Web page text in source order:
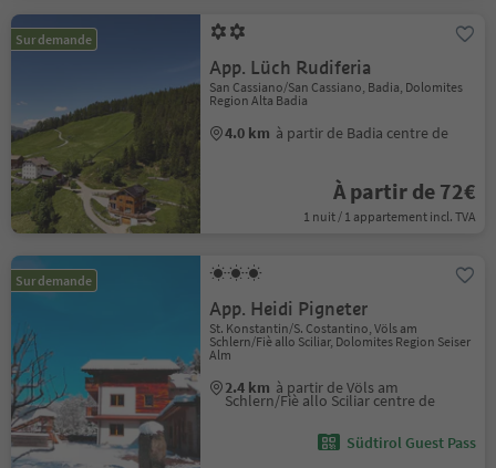
Sur demande
App. Lüch Rudiferia
San Cassiano/San Cassiano, Badia, Dolomites
Region Alta Badia
4.0 km à partir de Badia centre de
À partir de 72€
1 nuit / 1 appartement incl. TVA
Sur demande
App. Heidi Pigneter
St. Konstantin/S. Costantino, Völs am
Schlern/Fiè allo Sciliar, Dolomites Region Seiser
Alm
2.4 km à partir de Völs am
Schlern/Fiè allo Sciliar centre de
Südtirol Guest Pass